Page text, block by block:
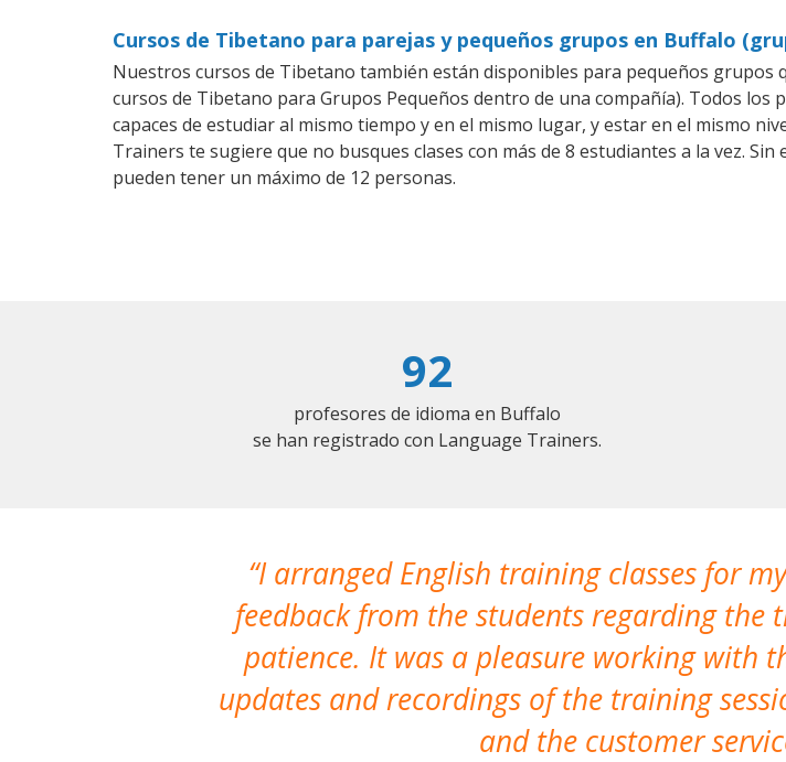
Cursos de Tibetano para parejas y pequeños grupos en Buffalo
Nuestros cursos de Tibetano también están disponibles para pequeños
cursos de Tibetano para Grupos Pequeños dentro de una compañía). Todos los
capaces de estudiar al mismo tiempo y en el mismo lugar, y estar en el mismo
Trainers te sugiere que no busques clases con más de 8 estudiantes a la vez.
pueden tener un máximo de 12 personas.
92
profesores de idioma en Buffalo
se han registrado con Language Trainers.
I arranged English training classes for
feedback from the students regarding
patience. It was a pleasure working with
updates and recordings of the training
and the customer